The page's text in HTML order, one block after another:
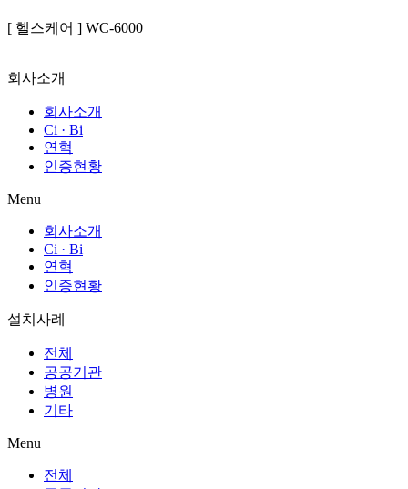
[ 헬스케어 ] WC-6000
회사소개
회사소개
Ci · Bi
연혁
인증현황
Menu
회사소개
Ci · Bi
연혁
인증현황
설치사례
전체
공공기관
병원
기타
Menu
전체